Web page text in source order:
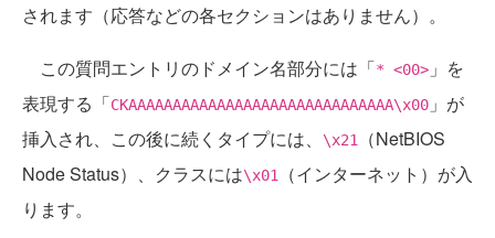
されます（応答などの各セクションはありません）。
この質問エントリのドメイン名部分には「* <00> 」を
表現する「CKAAAAAAAAAAAAAAAAAAAAAAAAAAAAAA\x00 」が
挿入され、この後に続くタイプには、
\x21
（NetBIOS
Node Status）、クラスには\x01
（インターネット）が入
ります。